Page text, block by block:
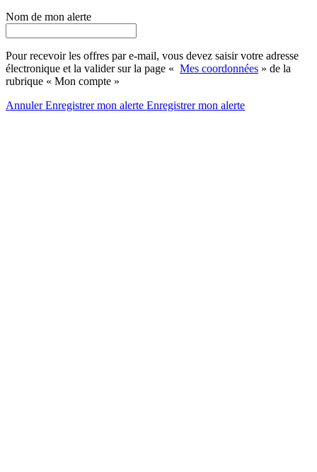
Nom de mon alerte
Pour recevoir les offres par e-mail, vous devez saisir votre adresse
électronique et la valider sur la page « Mes coordonnées » de la
rubrique « Mon compte »
AnnulerEnregistrer mon alerte Enregistrermon alerte